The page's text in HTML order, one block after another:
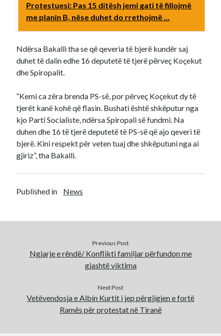
Protestuesi: Pas 15 ditësh jemi gati të fillojmë
me planin B, nëse duhet do rrethojmë ...
Ndërsa Bakalli tha se që qeveria të bjerë kundër saj
duhet të dalin edhe 16 deputetë të tjerë përveç Koçekut
dhe Spiropalit.
“Kemi ca zëra brenda PS-së, por përveç Koçekut dy të
tjerët kanë kohë që flasin. Bushati është shkëputur nga
kjo Parti Socialiste, ndërsa Spiropali së fundmi. Na
duhen dhe 16 të tjerë deputetë të PS-së që ajo qeveri të
bjerë. Kini respekt për veten tuaj dhe shkëputuni nga ai
gjiriz”, tha Bakalli.
Published in News
Previous Post
Ngjarje e rëndë/ Konflikti familjar përfundon me
gjashtë viktima
Next Post
Vetëvendosja e Albin Kurtit i jep përgjigjen e fortë
Ramës për protestat në Tiranë